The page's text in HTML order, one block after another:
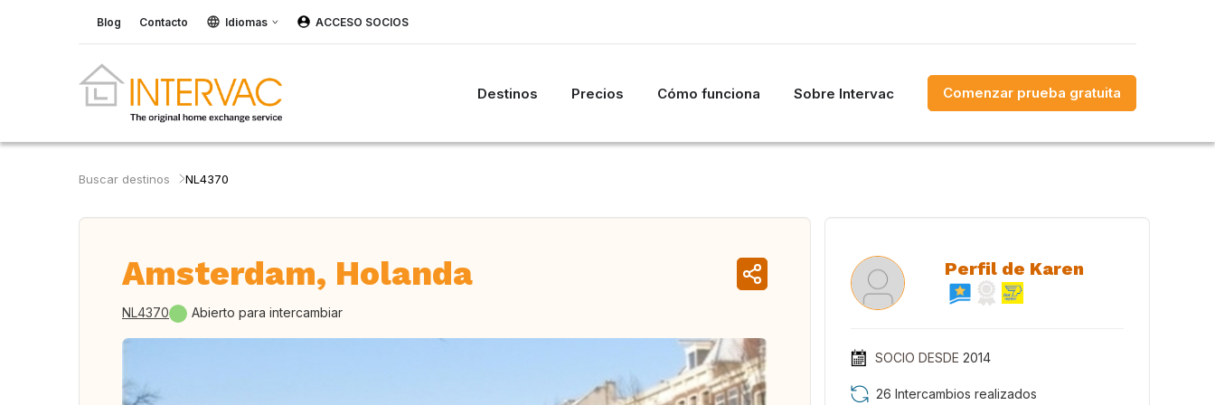
Blog Contacto Idiomas ACCESO SOCIOS
Destinos Precios Cómo funciona Sobre Intervac Comenzar prueba gratuita
Buscar destinos NL4370
Amsterdam, Holanda
NL4370 Abierto para intercambiar
Perfil de Karen
SOCIO DESDE 2014
26 Intercambios realizados